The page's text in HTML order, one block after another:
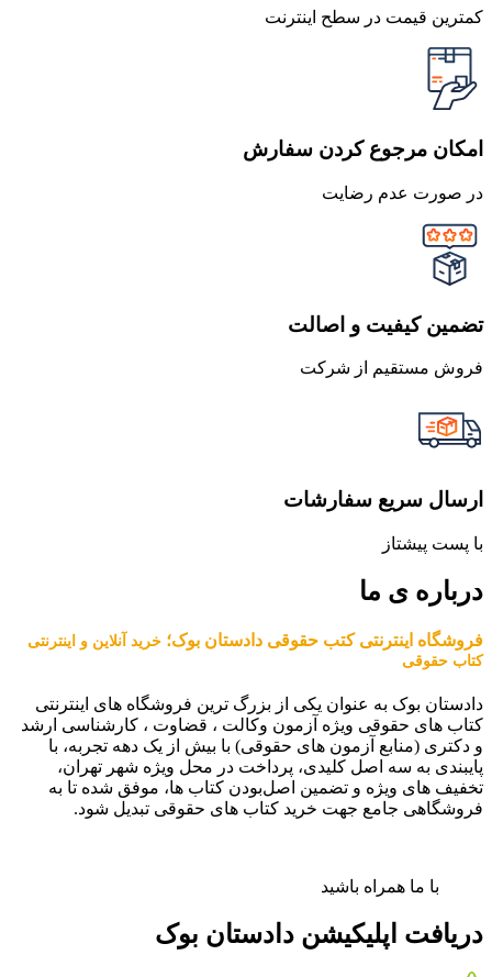
کمترین قیمت در سطح اینترنت
امکان مرجوع کردن سفارش
در صورت عدم رضایت
تضمین کیفیت و اصالت
فروش مستقیم از شرکت
ارسال سریع سفارشات
با پست پیشتاز
درباره ی ما
فروشگاه اینترنتی کتب حقوقی دادستان بوک؛ خرید آنلاین و اینترنتی
کتاب حقوقی
دادستان بوک به عنوان یکی از بزرگ ترین فروشگاه های اینترنتی
کتاب های حقوقی ویژه آزمون وکالت ، قضاوت ، کارشناسی ارشد
و دکتری (منابع آزمون های حقوقی) با بیش از یک دهه تجربه، با
پایبندی به سه اصل کلیدی، پرداخت در محل ویژه شهر تهران،
تخفیف های ویژه و تضمین اصل‌بودن کتاب ها، موفق شده تا به
فروشگاهی جامع جهت خرید کتاب های حقوقی تبدیل شود.
با ما همراه باشید
دریافت اپلیکیشن دادستان بوک